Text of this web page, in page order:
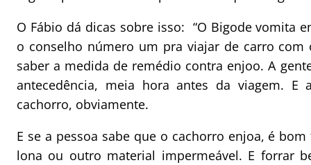
O Fábio dá dicas sobre isso: “O Bigode vomita
o conselho número um pra viajar de carro
saber a medida de remédio contra enjoo. A
antecedência, meia hora antes da viagem.
cachorro, obviamente.
E se a pessoa sabe que o cachorro enjoa, é
lona ou outro material impermeável. E forrar